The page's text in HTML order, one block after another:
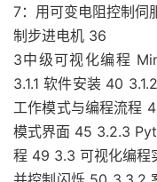
7：用可变电阻控制
制步进电机 36
3中级可视化编程
3.1.1 软件安装 40
工作模式与编程流程
模式界面 45 3.2.3
程 49 3.3 可视化编程